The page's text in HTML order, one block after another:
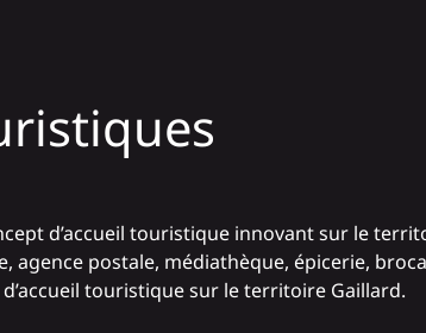
d’accueil touristique innovant sur le
agence postale, médiathèque, épicerie,
touristique sur le territoire Gaillard.